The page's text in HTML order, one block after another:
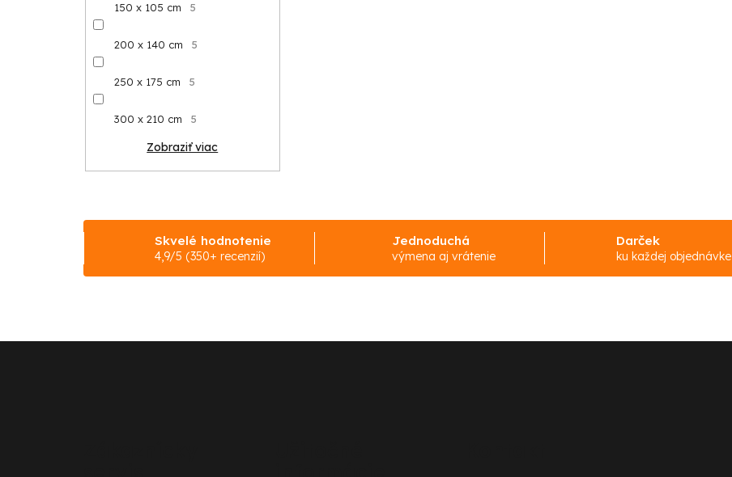
150 x 105 cm 5
200 x 140 cm 5
250 x 175 cm 5
300 x 210 cm 5
Zobraziť viac
Skvelé hodnotenie
4,9/5 (350+ recenzií)
Jednoduchá
výmena aj vrátenie
Darček
ku každej objednávke